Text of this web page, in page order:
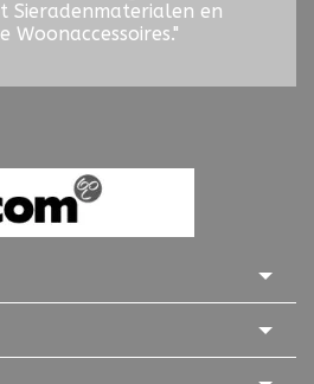
Sieradenmaterialen en
Woonaccessoires."